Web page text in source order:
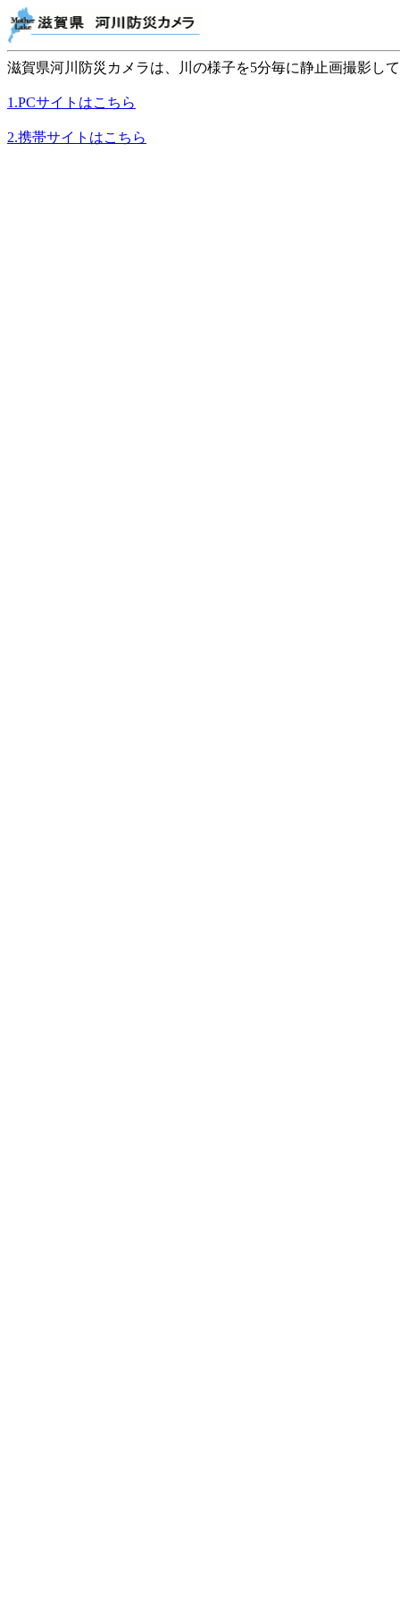
滋賀県河川防災カメラは、川の様子を5分毎に静止画撮影し
1.PCサイトはこちら
2.携帯サイトはこちら